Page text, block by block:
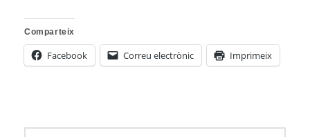
Comparteix
Facebook Correu electrònic Imprimeix